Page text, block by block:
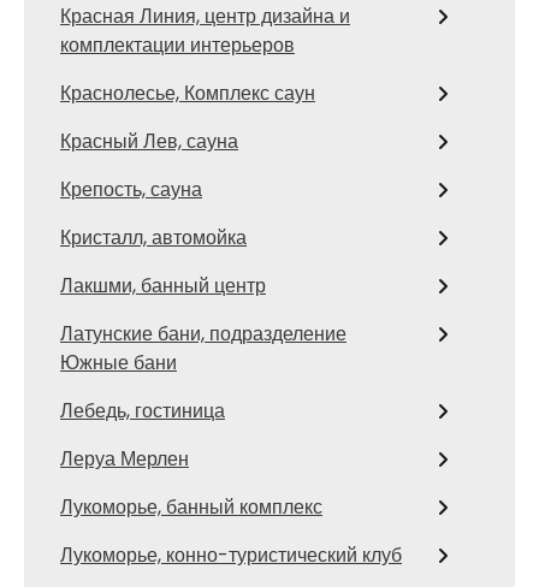
Красная Линия, центр дизайна и
комплектации интерьеров
Краснолесье, Комплекс саун
Красный Лев, сауна
Крепость, сауна
Кристалл, автомойка
Лакшми, банный центр
Латунские бани, подразделение
Южные бани
Лебедь, гостиница
Леруа Мерлен
Лукоморье, банный комплекс
Лукоморье, конно-туристический клуб